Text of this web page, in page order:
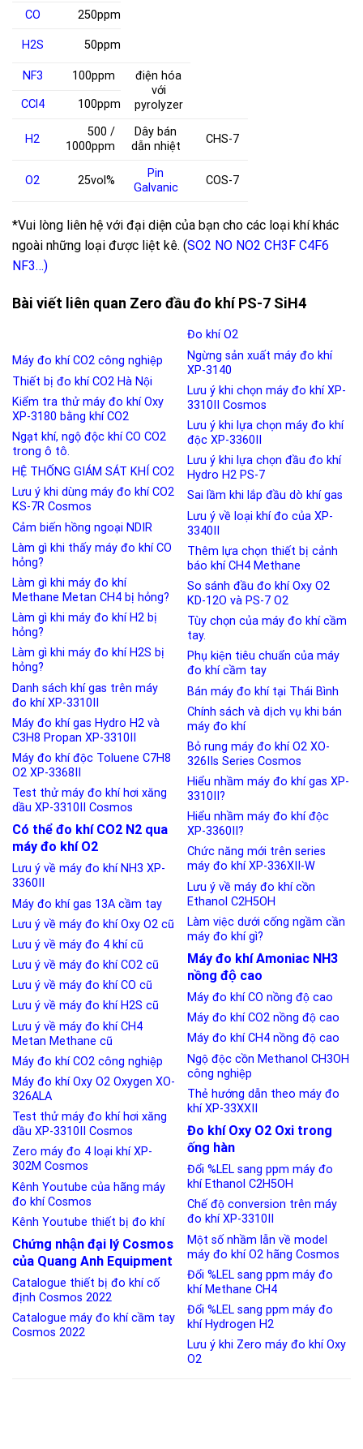
CO 250ppm
H2S 50ppm
NF3 100ppm
điện hóa
với
pyrolyzer
CCl 4 100ppm
H2
500 /
1000ppm
Dây bán
dẫn nhiệt
CHS-7
O2 25vol%
Pin
Galvanic
COS-7
*Vui lòng liên hệ với đại diện của bạn cho các loại khí khác
ngoài những loại được liệt kê. (SO2 NO NO2 CH3F C4F6
NF3…)
Bài viết liên quan Zero đầu đo khí PS-7 SiH4
Máy đo khí CO2 công nghiệp
Thiết bị đo khí CO2 Hà Nội
Kiểm tra thử máy đo khí Oxy
XP-3180 bằng khí CO2
Ngạt khí, ngộ độc khí CO CO2
trong ô tô.
HỆ THỐNG GIÁM SÁT KHÍ CO2
Lưu ý khi dùng máy đo khí CO2
KS-7R Cosmos
Cảm biến hồng ngoại NDIR
Làm gì khi thấy máy đo khí CO
hỏng?
Làm gì khi máy đo khí
Methane Metan CH4 bị hỏng?
Làm gì khi máy đo khí H2 bị
hỏng?
Làm gì khi máy đo khí H2S bị
hỏng?
Danh sách khí gas trên máy
đo khí XP-3310II
Máy đo khí gas Hydro H2 và
C3H8 Propan XP-3310II
Máy đo khí độc Toluene C7H8
O2 XP-3368II
Test thử máy đo khí hơi xăng
dầu XP-3310II Cosmos
Có thể đo khí CO2 N2 qua
máy đo khí O2
Lưu ý về máy đo khí NH3 XP-
3360II
Máy đo khí gas 13A cầm tay
Lưu ý về máy đo khí Oxy O2 cũ
Lưu ý về máy đo 4 khí cũ
Lưu ý về máy đo khí CO2 cũ
Lưu ý về máy đo khí CO cũ
Lưu ý về máy đo khí H2S cũ
Lưu ý về máy đo khí CH4
Metan Methane cũ
Máy đo khí CO2 công nghiệp
Máy đo khí Oxy O2 Oxygen XO-
326ALA
Test thử máy đo khí hơi xăng
dầu XP-3310II Cosmos
Zero máy đo 4 loại khí XP-
302M Cosmos
Kênh Youtube của hãng máy
đo khí Cosmos
Kênh Youtube thiết bị đo khí
Chứng nhận đại lý Cosmos
của Quang Anh Equipment
Catalogue thiết bị đo khí cố
định Cosmos 2022
Catalogue máy đo khí cầm tay
Cosmos 2022
Đo khí O2
Ngừng sản xuất máy đo khí
XP-3140
Lưu ý khi chọn máy đo khí XP-
3310II Cosmos
Lưu ý khi lựa chọn máy đo khí
độc XP-3360II
Lưu ý khi lựa chọn đầu đo khí
Hydro H2 PS-7
Sai lầm khi lắp đầu dò khí gas
Lưu ý về loại khí đo của XP-
3340II
Thêm lựa chọn thiết bị cảnh
báo khí CH4 Methane
So sánh đầu đo khí Oxy O2
KD-12O và PS-7 O2
Tùy chọn của máy đo khí cầm
tay.
Phụ kiện tiêu chuẩn của máy
đo khí cầm tay
Bán máy đo khí tại Thái Bình
Chính sách và dịch vụ khi bán
máy đo khí
Bỏ rung máy đo khí O2 XO-
326IIs Series Cosmos
Hiểu nhầm máy đo khí gas XP-
3310II?
Hiểu nhầm máy đo khí độc
XP-3360II?
Chức năng mới trên series
máy đo khí XP-336XII-W
Lưu ý về máy đo khí cồn
Ethanol C2H5OH
Làm việc dưới cống ngầm cần
máy đo khí gì?
Máy đo khí Amoniac NH3
nồng độ cao
Máy đo khí CO nồng độ cao
Máy đo khí CO2 nồng độ cao
Máy đo khí CH4 nồng độ cao
Ngộ độc cồn Methanol CH3OH
công nghiệp
Thẻ hướng dẫn theo máy đo
khí XP-33XXII
Đo khí Oxy O2 Oxi trong
ống hàn
Đổi %LEL sang ppm máy đo
khí Ethanol C2H5OH
Chế độ conversion trên máy
đo khí XP-3310II
Một số nhầm lẫn về model
máy đo khí O2 hãng Cosmos
Đổi %LEL sang ppm máy đo
khí Methane CH4
Đổi %LEL sang ppm máy đo
khí Hydrogen H2
Lưu ý khi Zero máy đo khí Oxy
O2